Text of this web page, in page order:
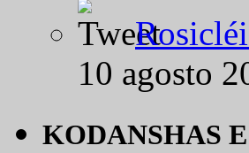
10 agosto
KODANSHAS